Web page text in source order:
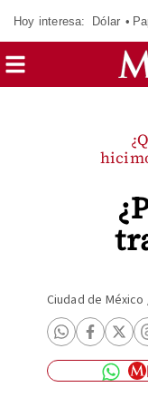
Hoy interesa: Dólar
Ciudad de México